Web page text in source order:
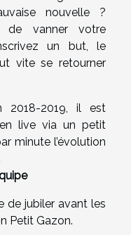
nouvelle ?
de vanner votre
un but, le
vite se retourner
2018-2019, il est
live via un petit
minute l’évolution
de jubiler avant les
Petit Gazon.